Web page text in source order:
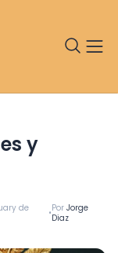
de
•PorJorge
Diaz
y